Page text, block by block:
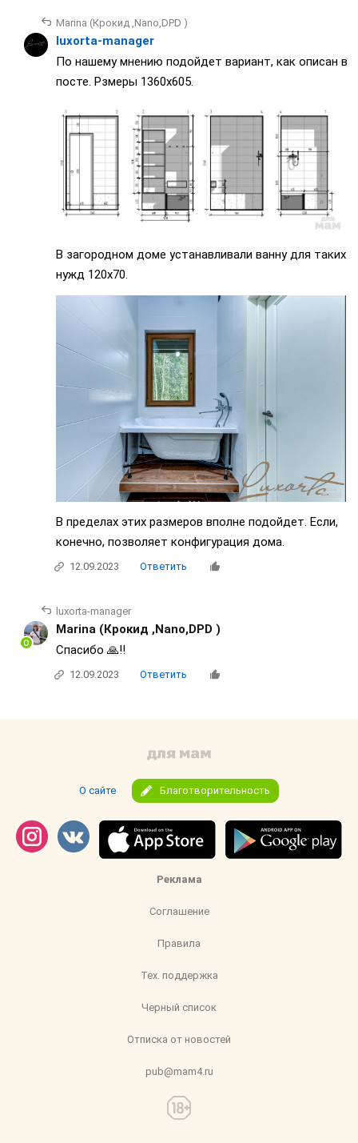
Marina (Крокид ,Nano,DPD )
luxorta-manager
По нашему мнению подойдет вариант, как описан в
посте. Рзмеры 1360х605.
В загородном доме устанавливали ванну для таких
нужд 120х70.
В пределах этих размеров вполне подойдет. Если,
конечно, позволяет конфигурация дома.
12.09.2023 Ответить
luxorta-manager
Marina (Крокид ,Nano,DPD )
Спасибо 🙏!!
12.09.2023 Ответить
О сайте Благотворительность
Реклама
Соглашение
Правила
Тех. поддержка
Черный список
Отписка от новостей
pub@mam4.ru